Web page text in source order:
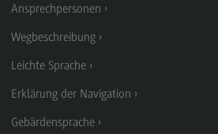
Rahmenbedingungen
Modulangebot
Berufsperspektiven
Kontakt
Integrated Engineering
Ansprechpersonen
Wegbeschreibung
Leichte Sprache
Erklärung der Navigation
Gebärdensprache